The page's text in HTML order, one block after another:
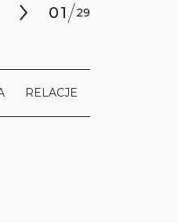
01/29
RELACJE